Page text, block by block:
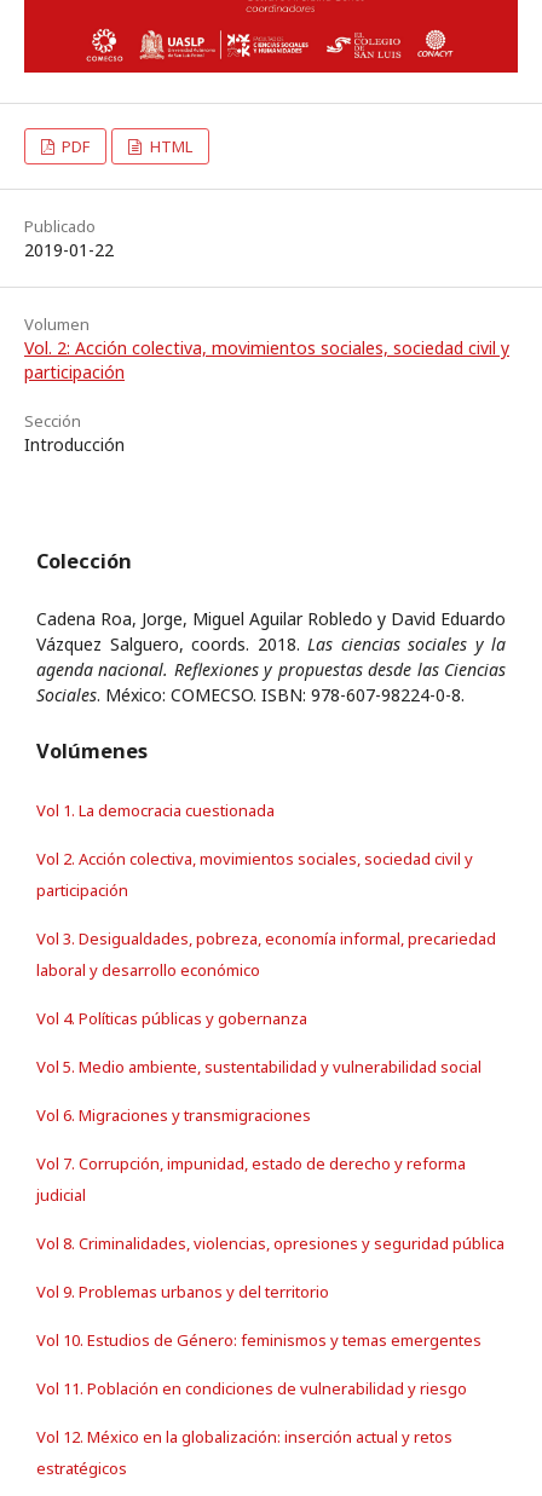
PDF HTML
Publicado
2019-01-22
Volumen
Vol. 2: Acción colectiva, movimientos sociales, sociedad civil y
participación
Sección
Introducción
Colección
Cadena Roa, Jorge, Miguel Aguilar Robledo y David Eduardo
Vázquez Salguero, coords. 2018. Las ciencias sociales y la
agenda nacional. Reflexiones y propuestas desde las Ciencias
Sociales. México: COMECSO. ISBN: 978-607-98224-0-8.
Volúmenes
Vol 1. La democracia cuestionada
Vol 2. Acción colectiva, movimientos sociales, sociedad civil y
participación
Vol 3. Desigualdades, pobreza, economía informal, precariedad
laboral y desarrollo económico
Vol 4. Políticas públicas y gobernanza
Vol 5. Medio ambiente, sustentabilidad y vulnerabilidad social
Vol 6. Migraciones y transmigraciones
Vol 7. Corrupción, impunidad, estado de derecho y reforma
judicial
Vol 8. Criminalidades, violencias, opresiones y seguridad pública
Vol 9. Problemas urbanos y del territorio
Vol 10. Estudios de Género: feminismos y temas emergentes
Vol 11. Población en condiciones de vulnerabilidad y riesgo
Vol 12. México en la globalización: inserción actual y retos
estratégicos